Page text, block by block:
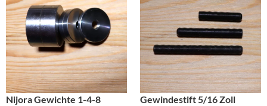
Nijora Gewichte 1-4-8
Gewindestift 5/16 Zoll